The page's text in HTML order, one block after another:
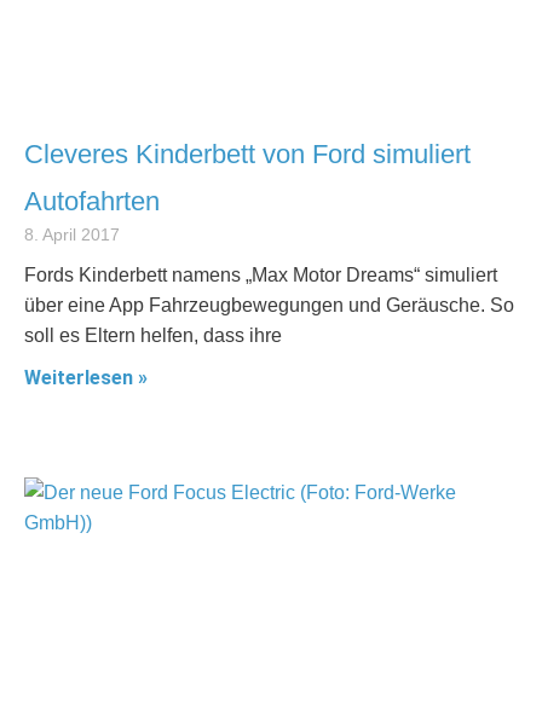
Cleveres Kinderbett von Ford simuliert
Autofahrten
8. April 2017
Fords Kinderbett namens „Max Motor Dreams“ simuliert
über eine App Fahrzeugbewegungen und Geräusche. So
soll es Eltern helfen, dass ihre
Weiterlesen »